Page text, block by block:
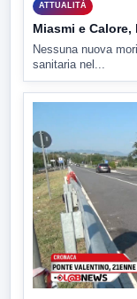
ATTUALITÀ
Miasmi e
Nessuna nuova
sanitaria nel...